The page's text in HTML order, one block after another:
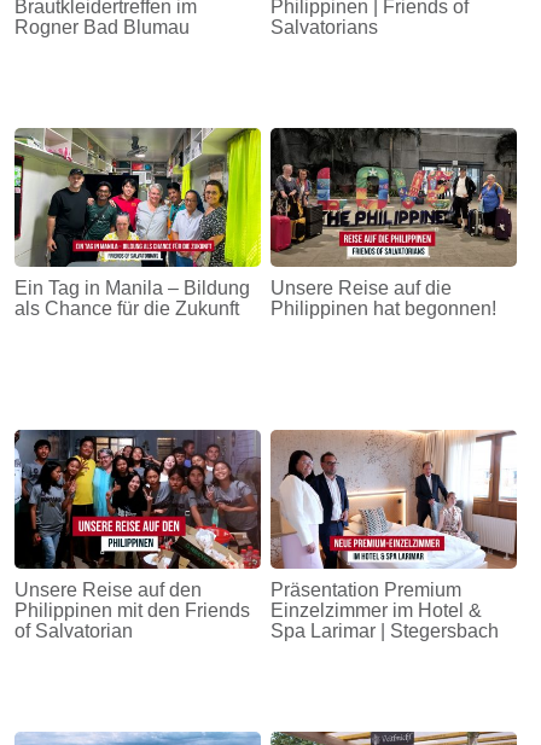
Brautkleidertreffen im
Rogner Bad Blumau
Philippinen | Friends of
Salvatorians
Ein Tag in Manila – Bildung
als Chance für die Zukunft
Unsere Reise auf die
Philippinen hat begonnen!
Unsere Reise auf den
Philippinen mit den Friends
of Salvatorian
Präsentation Premium
Einzelzimmer im Hotel &
Spa Larimar | Stegersbach